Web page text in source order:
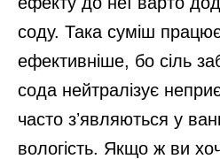
соду. Така суміш працює
ефективніше, бо сіль
сода нейтралізує
часто зʼявляються у
вологість. Якщо ж ви